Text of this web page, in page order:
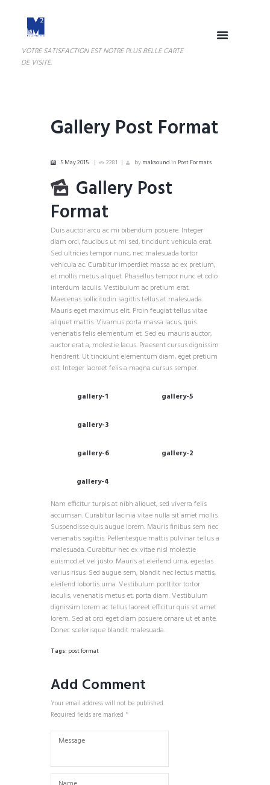
VOTRE SATISFACTION EST NOTRE PLUS BELLE CARTE
DE VISITE.
Gallery Post Format
5 May 2015 2281 bymaksound in Post Formats
Gallery Post
Format
Duis auctor arcu ac mi bibendum posuere. Integer
diam orci, faucibus ut mi sed, tincidunt vehicula erat.
Sed ultricies tempor nunc, nec malesuada tortor
vehicula ac. Curabitur imperdiet massa ac ex pretium,
et mollis metus aliquet. Phasellus tempor nunc et odio
interdum iaculis. Vestibulum ac pretium erat.
Maecenas sollicitudin sagittis tellus at malesuada.
Mauris eget maximus elit. Proin feugiat tellus vitae
aliquet mattis. Vivamus porta massa lacus, quis
venenatis felis elementum et. Sed eu mauris auctor,
auctor erat a, molestie lacus. Praesent cursus dignissim
hendrerit. Ut tincidunt elementum diam, eget pretium
est. Integer laoreet felis a magna cursus semper.
gallery-1 gallery-5
gallery-3
gallery-6 gallery-2
gallery-4
Nam efficitur turpis at nibh aliquet, sed viverra felis
accumsan. Curabitur lacinia vitae nulla sit amet mollis.
Suspendisse quis augue lorem. Mauris finibus sem nec
venenatis sagittis. Pellentesque mattis pulvinar tellus a
malesuada. Curabitur nec ex vitae nisl molestie
euismod et vel justo. Mauris at eleifend urna, egestas
varius risus. Sed augue sem, blandit nec lectus mattis,
eleifend lobortis urna. Vestibulum porttitor tortor
iaculis, venenatis metus et, porta diam. Vestibulum
dignissim lorem ac tellus laoreet efficitur quis sit amet
lorem. Sed at orci eget diam posuere ornare ut et ante.
Donec scelerisque blandit malesuada.
Tags: post format
Add Comment
Your email address will not be published.
Required fields are marked *